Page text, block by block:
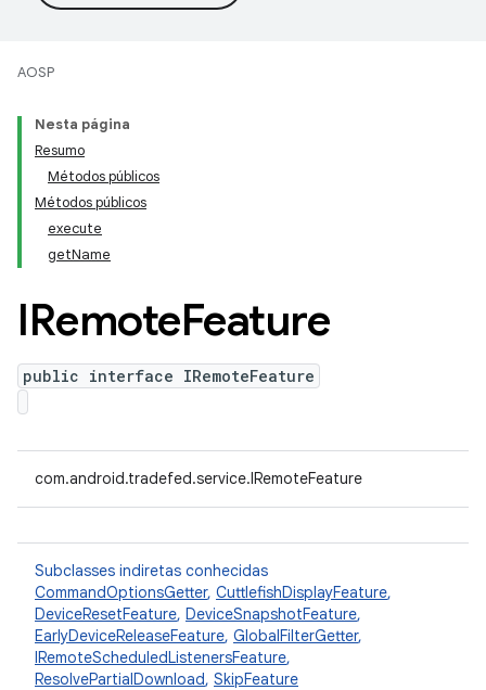
AOSP
Nesta página
Resumo
Métodos públicos
Métodos públicos
execute
getName
IRemoteFeature
public interface IRemoteFeature
com.android.tradefed.service.IRemoteFeature
Subclasses indiretas conhecidas
CommandOptionsGetter, CuttlefishDisplayFeature,
DeviceResetFeature, DeviceSnapshotFeature,
EarlyDeviceReleaseFeature, GlobalFilterGetter,
IRemoteScheduledListenersFeature,
ResolvePartialDownload, SkipFeature